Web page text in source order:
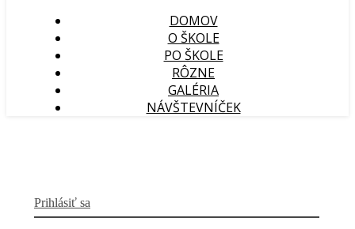
DOMOV
O ŠKOLE
PO ŠKOLE
RÔZNE
GALÉRIA
NÁVŠTEVNÍČEK
Prihlásiť sa